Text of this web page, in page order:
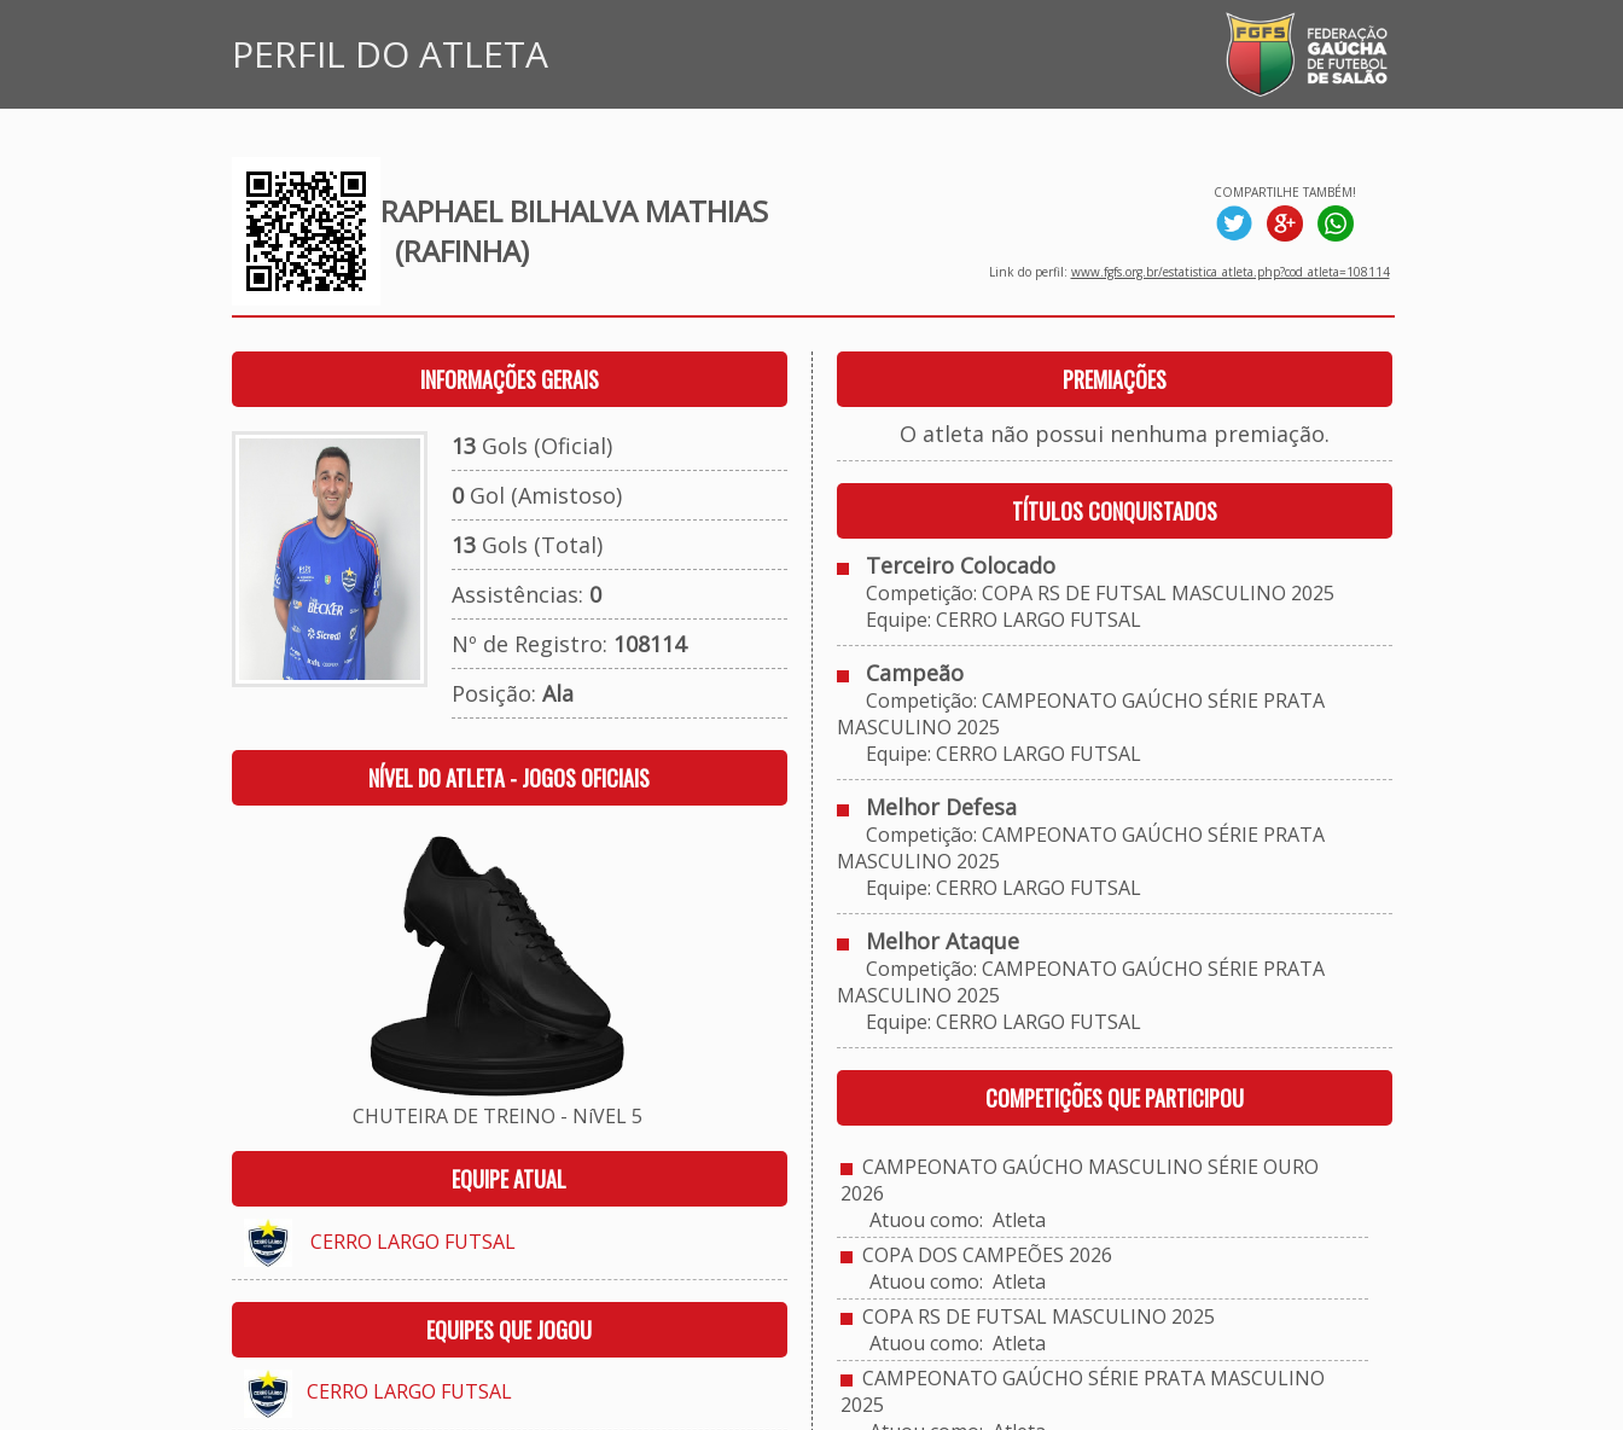
PERFIL DO ATLETA
RAPHAEL BILHALVA MATHIAS
(RAFINHA)
COMPARTILHE TAMBÉM!
Link do perfil: www.fgfs.org.br/estatistica_atleta.php?cod_atleta=108114
INFORMAÇÕES GERAIS
13Gols (Oficial)
0Gol (Amistoso)
13Gols (Total)
Assistências: 0
Nº de Registro: 108114
Posição: Ala
NÍVEL DO ATLETA - JOGOS OFICIAIS
CHUTEIRA DE TREINO - NíVEL 5
EQUIPE ATUAL
CERRO LARGO FUTSAL
EQUIPES QUE JOGOU
CERRO LARGO FUTSAL
PREMIAÇÕES
O atleta não possui nenhuma premiação.
TÍTULOS CONQUISTADOS
Terceiro Colocado
Competição: COPA RS DE FUTSAL MASCULINO 2025
Equipe: CERRO LARGO FUTSAL
Campeão
Competição: CAMPEONATO GAÚCHO SÉRIE PRATA
MASCULINO 2025
Equipe: CERRO LARGO FUTSAL
Melhor Defesa
Competição: CAMPEONATO GAÚCHO SÉRIE PRATA
MASCULINO 2025
Equipe: CERRO LARGO FUTSAL
Melhor Ataque
Competição: CAMPEONATO GAÚCHO SÉRIE PRATA
MASCULINO 2025
Equipe: CERRO LARGO FUTSAL
COMPETIÇÕES QUE PARTICIPOU
CAMPEONATO GAÚCHO MASCULINO SÉRIE OURO
2026
Atuou como: Atleta
COPA DOS CAMPEÕES 2026
Atuou como: Atleta
COPA RS DE FUTSAL MASCULINO 2025
Atuou como: Atleta
CAMPEONATO GAÚCHO SÉRIE PRATA MASCULINO
2025